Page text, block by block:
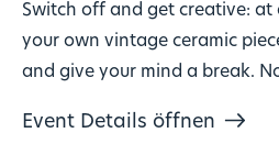
Switch off and get creative: at
your own vintage ceramic
and give your mind a break.
Event Details öffnen